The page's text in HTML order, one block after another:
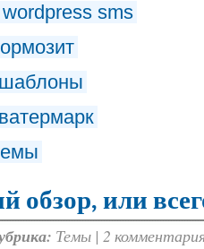
sms
обзор, или
Темы | 2